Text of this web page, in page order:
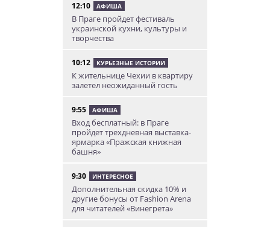
12:10 АФИША
В Праге пройдет фестиваль
украинской кухни, культуры и
творчества
10:12 КУРЬЕЗНЫЕ ИСТОРИИ
К жительнице Чехии в квартиру
залетел неожиданный гость
9:55 АФИША
Вход бесплатный: в Праге
пройдет трехдневная выставка-
ярмарка «Пражская книжная
башня»
9:30 ИНТЕРЕСНОЕ
Дополнительная скидка 10% и
другие бонусы от Fashion Arena
для читателей «Винегрета»